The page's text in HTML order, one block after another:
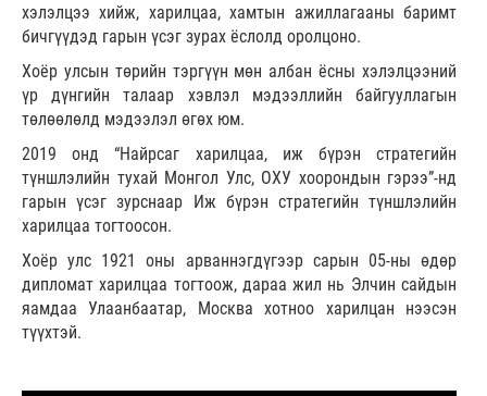
хэлэлцээ хийж, харилцаа, хамтын ажиллагааны баримт
бичгүүдэд гарын үсэг зурах ёслолд оролцоно.
Хоёр улсын төрийн тэргүүн мөн албан ёсны хэлэлцээний
үр дүнгийн талаар хэвлэл мэдээллийн байгууллагын
төлөөлөлд мэдээлэл өгөх юм.
2019 онд “Найрсаг харилцаа, иж бүрэн стратегийн
түншлэлийн тухай Монгол Улс, ОХУ хоорондын гэрээ”-нд
гарын үсэг зурснаар Иж бүрэн стратегийн түншлэлийн
харилцаа тогтоосон.
Хоёр улс 1921 оны арваннэгдүгээр сарын 05-ны өдөр
дипломат харилцаа тогтоож, дараа жил нь Элчин сайдын
яамдаа Улаанбаатар, Москва хотноо харилцан нээсэн
түүхтэй.